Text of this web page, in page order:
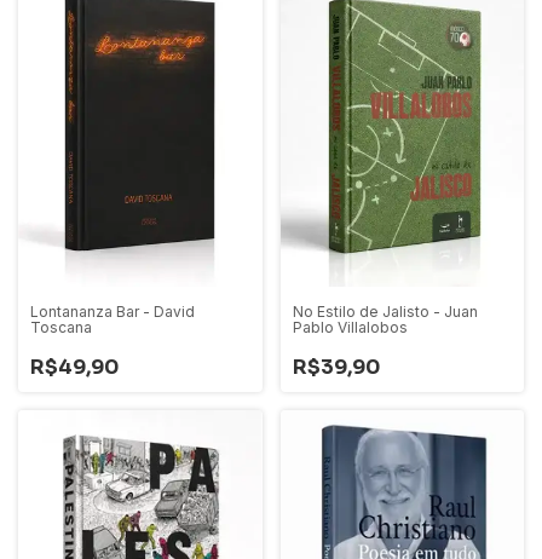
Lontananza Bar - David
Toscana
R$49,90
No Estilo de Jalisto - Juan
Pablo Villalobos
R$39,90